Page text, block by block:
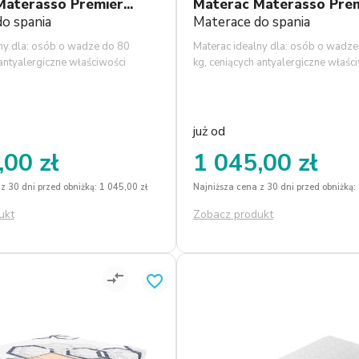
Premier...
spania
dla: osób o wadze do 80
właściwości
Pokrowiec Algua
w temp. do 60 st. C.
zł
30 dni przed obniżką: 1 045,00 zł
Materac Materasso
Materace do spania
Materac idealny dla: osób o
kg, ceniących antyalergiczne
wydłuży jego żywotność.
ściągalny i pralny w temp. do 60 st.
już od
1 045,00 zł
Najniższa cena z 30 dni przed obniżką:
Zobacz produkt
compare_arrows favorite_border